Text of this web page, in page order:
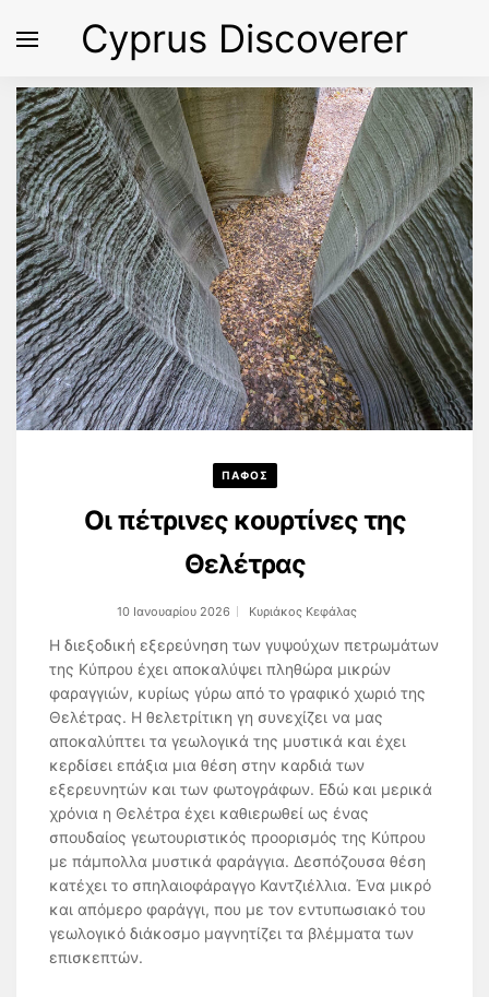
Cyprus Discoverer
ΠΑΦΟΣ
Οι πέτρινες κουρτίνες της
Θελέτρας
10 Ιανουαρίου 2026 Κυριάκος Κεφάλας
Η διεξοδική εξερεύνηση των γυψούχων πετρωμάτων
της Κύπρου έχει αποκαλύψει πληθώρα μικρών
φαραγγιών, κυρίως γύρω από το γραφικό χωριό της
Θελέτρας. Η θελετρίτικη γη συνεχίζει να μας
αποκαλύπτει τα γεωλογικά της μυστικά και έχει
κερδίσει επάξια μια θέση στην καρδιά των
εξερευνητών και των φωτογράφων. Εδώ και μερικά
χρόνια η Θελέτρα έχει καθιερωθεί ως ένας
σπουδαίος γεωτουριστικός προορισμός της Κύπρου
με πάμπολλα μυστικά φαράγγια. Δεσπόζουσα θέση
κατέχει το σπηλαιοφάραγγο Καντζιέλλια. Ένα μικρό
και απόμερο φαράγγι, που με τον εντυπωσιακό του
γεωλογικό διάκοσμο μαγνητίζει τα βλέμματα των
επισκεπτών.